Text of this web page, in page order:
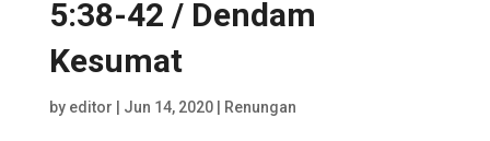
5:38-42 / Dendam
Kesumat
by editor Jun 14, 2020| Renungan